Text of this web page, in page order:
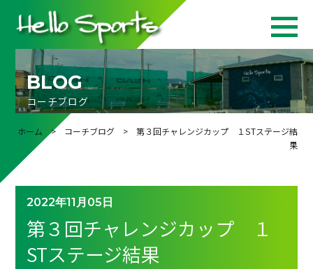
BLOG
コーチブログ
ホーム > コーチブログ> 第３回チャレンジカップ １STステージ結
果
2022年11月05日
第３回チャレンジカップ １
STステージ結果